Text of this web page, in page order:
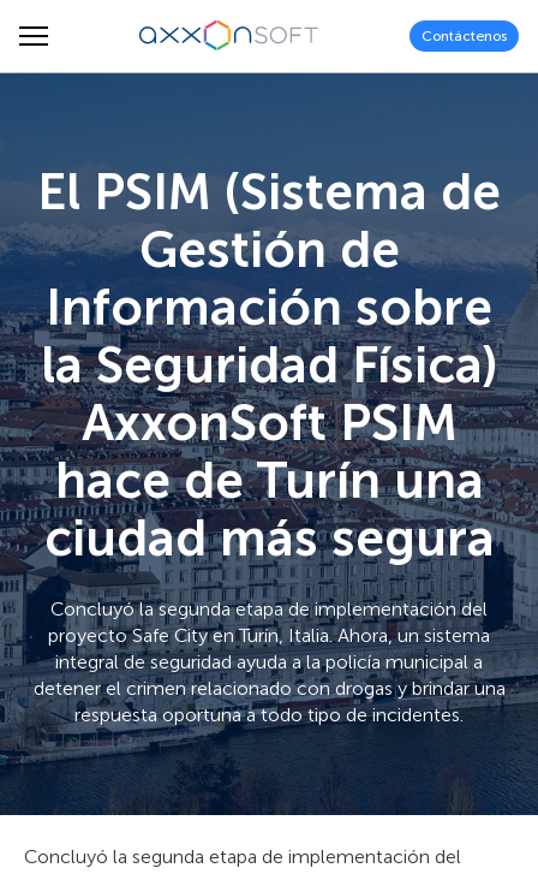
Contáctenos
El PSIM (Sistema de
Gestión de
Información sobre
la Seguridad Física)
AxxonSoft PSIM
hace de Turín una
ciudad más segura
Concluyó la segunda etapa de implementación del
proyecto Safe City en Turín, Italia. Ahora, un sistema
integral de seguridad ayuda a la policía municipal a
detener el crimen relacionado con drogas y brindar una
respuesta oportuna a todo tipo de incidentes.
Concluyó la segunda etapa de implementación del